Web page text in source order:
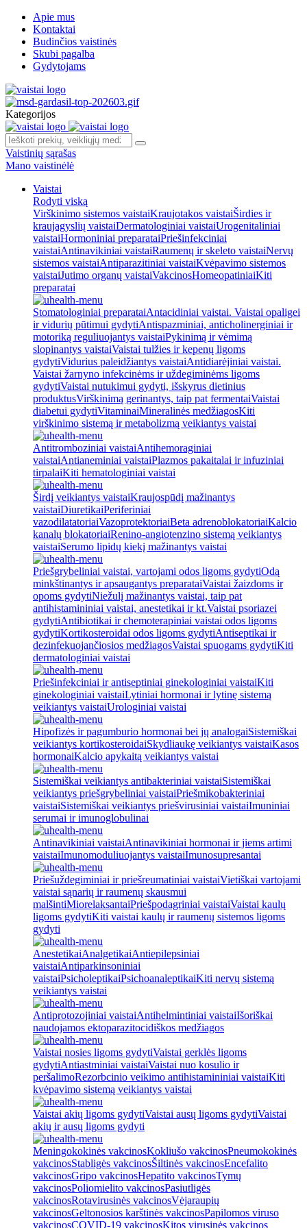
Apie mus
Kontaktai
Budinčios vaistinės
Skubi pagalba
Gydytojams
Kategorijos
Vaistinių sąrašas
Mano vaistinėlė
Vaistai
Rodyti viską
Virškinimo sistemos vaistaiKraujotakos vaistaiŠirdies ir
kraujagyslių vaistaiDermatologiniai vaistaiUrogenitaliniai
vaistaiHormoniniai preparataiPriešinfekciniai
vaistaiAntinavikiniai vaistaiRaumenų ir skeleto vaistaiNervų
sistemos vaistaiAntiparazitiniai vaistaiKvėpavimo sistemos
vaistaiJutimo organų vaistaiVakcinosHomeopatiniaiKiti
preparatai
Stomatologiniai preparataiAntacidiniai vaistai. Vaistai opaligei
ir vidurių pūtimui gydytiAntispazminiai, anticholinerginiai ir
motoriką reguliuojantys vaistaiPykinimą ir vėmimą
slopinantys vaistaiVaistai tulžies ir kepenų ligoms
gydytiVidurius paleidžiantys vaistaiAntidiarėjiniai vaistai.
Vaistai žarnyno infekcinėms ir uždegiminėms ligoms
gydytiVaistai nutukimui gydyti, išskyrus dietinius
produktusVirškinimą gerinantys, taip pat fermentaiVaistai
diabetui gydytiVitaminaiMineralinės medžiagosKiti
virškinimo sistemą ir metabolizmą veikiantys vaistai
Antitromboziniai vaistaiAntihemoraginiai
vaistaiAntianeminiai vaistaiPlazmos pakaitalai ir infuziniai
tirpalaiKiti hematologiniai vaistai
Širdį veikiantys vaistaiKraujospūdį mažinantys
vaistaiDiuretikaiPeriferiniai
vazodilatatoriaiVazoprotektoriaiBeta adrenoblokatoriaiKalcio
kanalų blokatoriaiRenino-angiotenzino sistemą veikiantys
vaistaiSerumo lipidų kiekį mažinantys vaistai
Priešgrybeliniai vaistai, vartojami odos ligoms gydytiOdą
minkštinantys ir apsaugantys preparataiVaistai žaizdoms ir
opoms gydytiNiežulį mažinantys vaistai, taip pat
antihistamininiai vaistai, anestetikai ir kt.Vaistai psoriazei
gydytiAntibiotikai ir chemoterapiniai vaistai odos ligoms
gydytiKortikosteroidai odos ligoms gydytiAntiseptikai ir
dezinfekuojančiosios medžiagosVaistai spuogams gydytiKiti
dermatologiniai vaistai
Priešinfekciniai ir antiseptiniai ginekologiniai vaistaiKiti
ginekologiniai vaistaiLytiniai hormonai ir lytinę sistemą
veikiantys vaistaiUrologiniai vaistai
Hipofizės ir pagumburio hormonai bei jų analogaiSistemiškai
veikiantys kortikosteroidaiSkydliaukę veikiantys vaistaiKasos
hormonaiKalcio apykaitą veikiantys vaistai
Sistemiškai veikiantys antibakteriniai vaistaiSistemiškai
veikiantys priešgrybeliniai vaistaiPriešmikobakteriniai
vaistaiSistemiškai veikiantys priešvirusiniai vaistaiImuniniai
serumai ir imunoglobulinai
Antinavikiniai vaistaiAntinavikiniai hormonai ir jiems artimi
vaistaiImunomoduliuojantys vaistaiImunosupresantai
Priešuždegiminiai ir priešreumatiniai vaistaiVietiškai vartojami
vaistai sąnarių ir raumenų skausmui
malšintiMiorelaksantaiPriešpodagriniai vaistaiVaistai kaulų
ligoms gydytiKiti vaistai kaulų ir raumenų sistemos ligoms
gydyti
AnestetikaiAnalgetikaiAntiepilepsiniai
vaistaiAntiparkinsoniniai
vaistaiPsicholeptikaiPsichoanaleptikaiKiti nervų sistemą
veikiantys vaistai
Antiprotozojiniai vaistaiAntihelmintiniai vaistaiIšoriškai
naudojamos ektoparazitocidiškos medžiagos
Vaistai nosies ligoms gydytiVaistai gerklės ligoms
gydytiAntiastminiai vaistaiVaistai nuo kosulio ir
peršalimoRezorbcinio veikimo antihistamininiai vaistaiKiti
kvėpavimo sistemą veikiantys vaistai
Vaistai akių ligoms gydytiVaistai ausų ligoms gydytiVaistai
akių ir ausų ligoms gydyti
Meningokokinės vakcinosKokliušo vakcinosPneumokokinės
vakcinosStabligės vakcinosŠiltinės vakcinosEncefalito
vakcinosGripo vakcinosHepatito vakcinosTymų
vakcinosPoliomielito vakcinosPasiutligės
vakcinosRotavirusinės vakcinosVėjaraupių
vakcinosGeltonosios karštinės vakcinosPapilomos viruso
vakcinosCOVID-19 vakcinosKitos virusinės vakcinos